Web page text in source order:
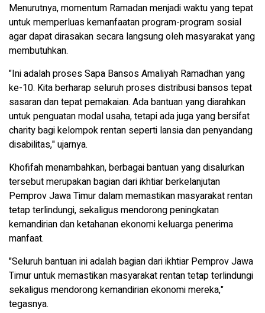
Menurutnya, momentum Ramadan menjadi waktu yang tepat
untuk memperluas kemanfaatan program-program sosial
agar dapat dirasakan secara langsung oleh masyarakat yang
membutuhkan.
"Ini adalah proses Sapa Bansos Amaliyah Ramadhan yang
ke-10. Kita berharap seluruh proses distribusi bansos tepat
sasaran dan tepat pemakaian. Ada bantuan yang diarahkan
untuk penguatan modal usaha, tetapi ada juga yang bersifat
charity bagi kelompok rentan seperti lansia dan penyandang
disabilitas," ujarnya.
Khofifah menambahkan, berbagai bantuan yang disalurkan
tersebut merupakan bagian dari ikhtiar berkelanjutan
Pemprov Jawa Timur dalam memastikan masyarakat rentan
tetap terlindungi, sekaligus mendorong peningkatan
kemandirian dan ketahanan ekonomi keluarga penerima
manfaat.
"Seluruh bantuan ini adalah bagian dari ikhtiar Pemprov Jawa
Timur untuk memastikan masyarakat rentan tetap terlindungi
sekaligus mendorong kemandirian ekonomi mereka,"
tegasnya.